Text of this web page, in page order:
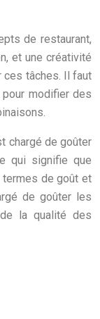
de restaurant,
et une créativité
ces tâches. Il faut
pour modifier des
chargé de goûter
qui signifie que
de goût et
de goûter les
la qualité des